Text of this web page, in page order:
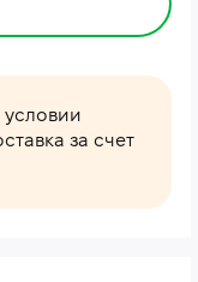
за счет